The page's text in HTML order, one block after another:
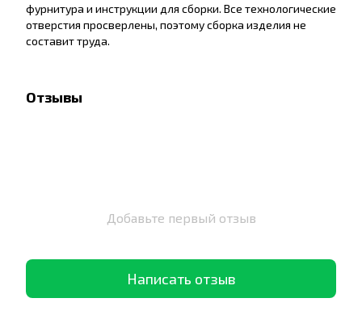
фурнитура и инструкции для сборки. Все технологические
отверстия просверлены, поэтому сборка изделия не
составит труда.
Отзывы
Добавьте первый отзыв
Написать отзыв